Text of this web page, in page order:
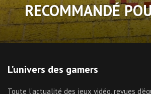
RECOMMANDÉ
L’univers des gamers
Toute l’actualité des jeux vidéo, revues